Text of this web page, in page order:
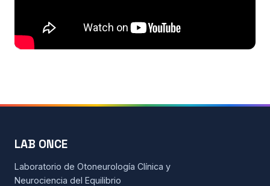
Seminarios de alumnos
LAB ONCE
Laboratorio de Otoneurología Clínica y
Neurociencia del Equilibrio